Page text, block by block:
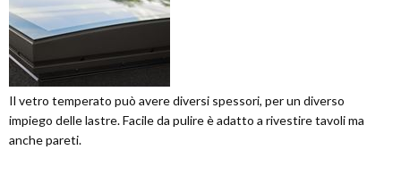
Il vetro temperato può avere diversi spessori, per un diverso
impiego delle lastre. Facile da pulire è adatto a rivestire tavoli ma
anche pareti.